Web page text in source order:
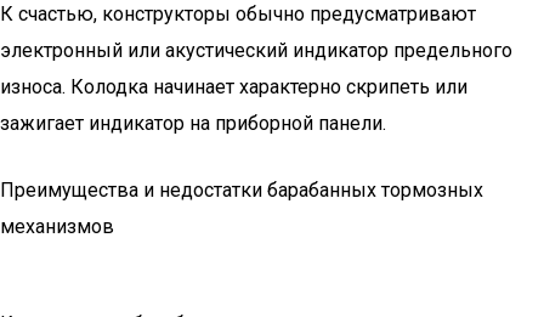
К счастью, конструкторы обычно предусматривают
электронный или акустический индикатор предельного
износа. Колодка начинает характерно скрипеть или
зажигает индикатор на приборной панели.
Преимущества и недостатки барабанных тормозных
механизмов